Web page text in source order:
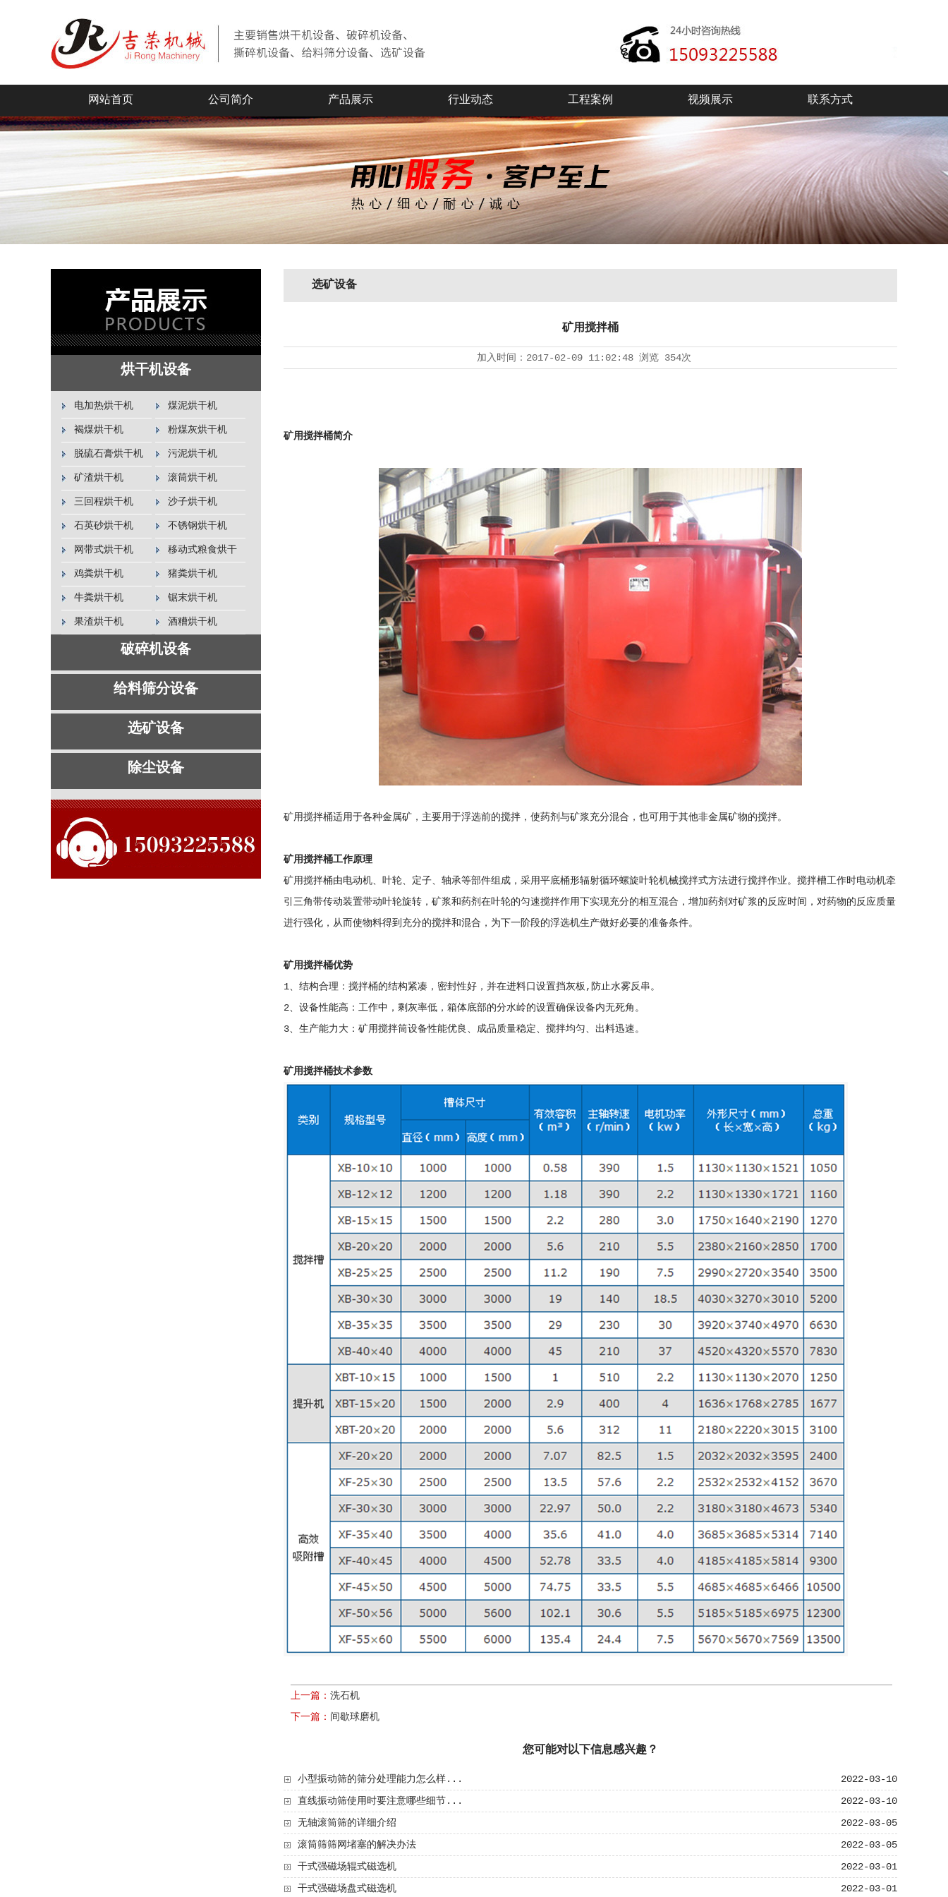
网站首页 公司简介 产品展示 行业动态 工程案例 视频展示 联系方式
烘干机设备
电加热烘干机 煤泥烘干机
褐煤烘干机 粉煤灰烘干机
脱硫石膏烘干机 污泥烘干机
矿渣烘干机 滚筒烘干机
三回程烘干机 沙子烘干机
石英砂烘干机 不锈钢烘干机
网带式烘干机 移动式粮食烘干
机
鸡粪烘干机 猪粪烘干机
牛粪烘干机 锯末烘干机
果渣烘干机 酒糟烘干机
破碎机设备
给料筛分设备
选矿设备
除尘设备
选矿设备
矿用搅拌桶
加入时间： 2017-02-09 11:02:48 浏览 354次
矿用搅拌桶简介
矿用搅拌桶适用于各种金属矿，主要用于浮选前的搅拌，使药剂与矿浆充分混合，也可用于其他非金属矿物的搅拌。
矿用搅拌桶工作原理
矿用搅拌桶由电动机、叶轮、定子、轴承等部件组成，采用平底桶形辐射循环螺旋叶轮机械搅拌式方法进行搅拌作业。搅拌槽工作时电动机牵
引三角带传动装置带动叶轮旋转，矿浆和药剂在叶轮的匀速搅拌作用下实现充分的相互混合，增加药剂对矿浆的反应时间，对药物的反应质量
进行强化，从而使物料得到充分的搅拌和混合，为下一阶段的浮选机生产做好必要的准备条件。
矿用搅拌桶优势
1、结构合理：搅拌桶的结构紧凑，密封性好，并在进料口设置挡灰板,防止水雾反串。
2、设备性能高：工作中，剩灰率低，箱体底部的分水岭的设置确保设备内无死角。
3、生产能力大：矿用搅拌筒设备性能优良、成品质量稳定、搅拌均匀、出料迅速。
矿用搅拌桶技术参数
上一篇： 洗石机
下一篇： 间歇球磨机
您可能对以下信息感兴趣？
2022-03-10
小型振动筛的筛分处理能力怎么样...
2022-03-10
直线振动筛使用时要注意哪些细节...
2022-03-05
无轴滚筒筛​的详细介绍
2022-03-05
滚筒筛筛网堵塞的解决办法
2022-03-01
干式强磁场辊式磁选机
2022-03-01
干式强磁场盘式磁选机